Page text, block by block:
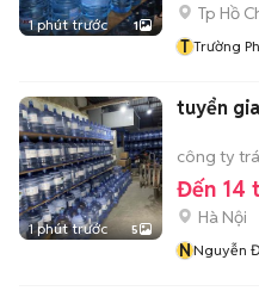
1 phút trước 1
Tp Hồ
T Trường
1 phút trước 5
tuyển
công ty
Đến 14
Hà Nội
NNguyễn